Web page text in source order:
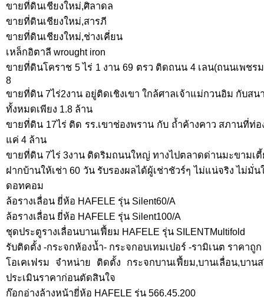
ขายที่ดินเชียงใหม่,ศิลาดล
ขายที่ดินเชียงใหม่,สารภี
ขายที่ดินเชียงใหม่,ช่างเคี่ยน
เหล็กอิตาลี wrought iron
ขายที่ดินโคราช 5 ไร่ 1 งาน 69 ตรว ติดถนน 4 เลน(ถนนเพชร
8
ขายที่ดิน 7ไร่2งาน อยู่ติดเชิงเขา ใกล้ศาลเจ้าแม่กวนอิม กับส
ทั้งหมดเพียง 1.8 ล้าน
ขายที่ดิน 17ไร่ ติด รร.เขาช่องพราน กับ ถ้ำค้างคาว สภานที่ท่
แค่ 4 ล้าน
ขายที่ดิน 7ไร่ 3งาน ติดริมถนนใหญ่ ทางไปตลาดด่านมะขามเ
ฝากบ้านให้เช่า 60 วัน รับรองผลได้ผู้เช่าชัวร์ๆ ไม่แน่จริง ไม่มั่
ดอทคอม
ล้อรางเลื่อน ยี่ห้อ HAFELE รุ่น Silent60/A
ล้อรางเลื่อน ยี่ห้อ HAFELE รุ่น Silent100/A
ชุดประตูรางเลื่อนบานเฟี้ยม HAFELE รุ่น SILENTMultifold
รับติดตั้ง -กระจกห้องน้ำ- กระจกอบเทมเปอร์ -รามิเนต ราคาถู
โอเคเฟรม จำหน่าย ติดตั้ง กระจกบานเฟี้ยม,บานเลื่อน,บาน
ประเมินราคาก่อนตัดสินใจ
ก๊อกอ่างล้างหน้ายี่ห้อ HAFELE รุ่น 566.45.200